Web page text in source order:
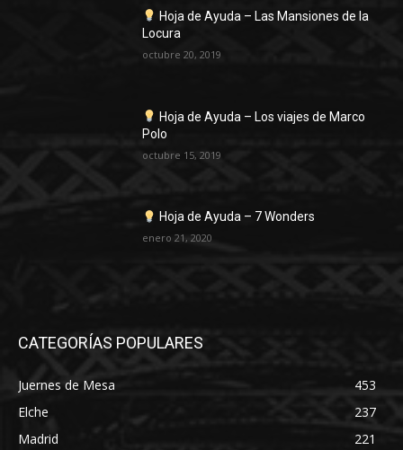
Hoja de Ayuda – Las Mansiones de la
Locura
octubre 20, 2019
Hoja de Ayuda – Los viajes de Marco
Polo
octubre 15, 2019
Hoja de Ayuda – 7 Wonders
enero 21, 2020
CATEGORÍAS POPULARES
Juernes de Mesa
453
Elche
237
Madrid
221